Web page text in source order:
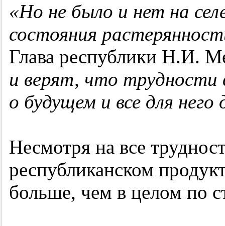
«Но не было и нет на
состояния
Глава республики Н.И.
и верят, что
о будущем и все для него
Несмотря на все
республиканском
больше, чем в целом по